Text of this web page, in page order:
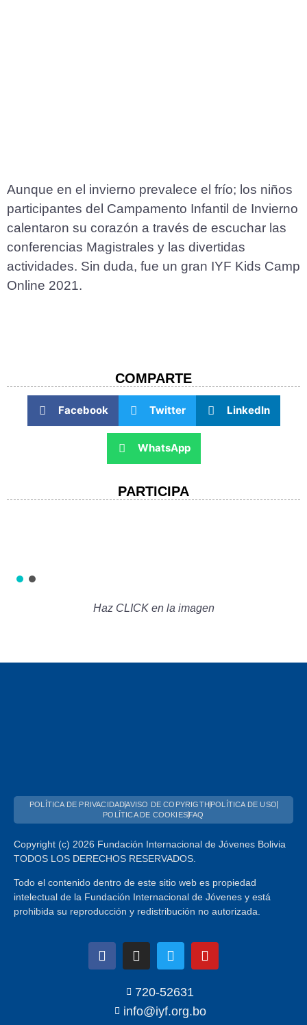
Aunque en el invierno prevalece el frío; los niños
participantes del Campamento Infantil de Invierno
calentaron su corazón a través de escuchar las
conferencias Magistrales y las divertidas
actividades. Sin duda, fue un gran IYF Kids Camp
Online 2021.
COMPARTE​
Facebook Twitter LinkedIn
WhatsApp
PARTICIPA
Haz CLICK en la imagen
POLÍTICA DE PRIVACIDADAVISO DE COPYRIGTH POLÍTICA DE USO
POLÍTICA DE COOKIESFAQ
Copyright (c) 2026 Fundación Internacional de Jóvenes Bolivia
TODOS LOS DERECHOS RESERVADOS.
Todo el contenido dentro de este sitio web es propiedad
intelectual de la Fundación Internacional de Jóvenes y está
prohibida su reproducción y redistribución no autorizada.
720-52631
info@iyf.org.bo